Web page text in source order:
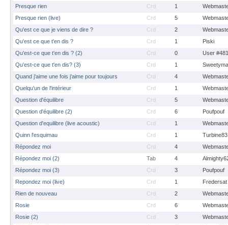
Presque rien
Crd 1
Presque rien (live)
Crd 5
Qu'est ce que je viens de dire ?
Crd 2
Qu'est ce que t'en dis ?
Crd 1
Piski
Qu'est-ce que t'en dis ? (2)
Crd 0
User
Qu'est-ce que t'en dis? (3)
Crd 1
Quand j'aime une fois j'aime pour toujours
Crd 4
Quelqu'un de l'intérieur
Crd 1
Question d'équilibre
Crd 5
Question d'équilibre (2)
Crd 6
Poufpouf
Question d'equilibre (live acoustic)
Crd 1
Quinn l'esquimau
Crd 1
Turbine83
Répondez moi
Crd 4
Répondez moi (2)
Tab 4
Répondez moi (3)
Crd 3
Poufpouf
Repondez moi (live)
Crd 1
Fredersat
Rien de nouveau
Crd 2
Rosie
Crd 6
Rosie (2)
Crd 3